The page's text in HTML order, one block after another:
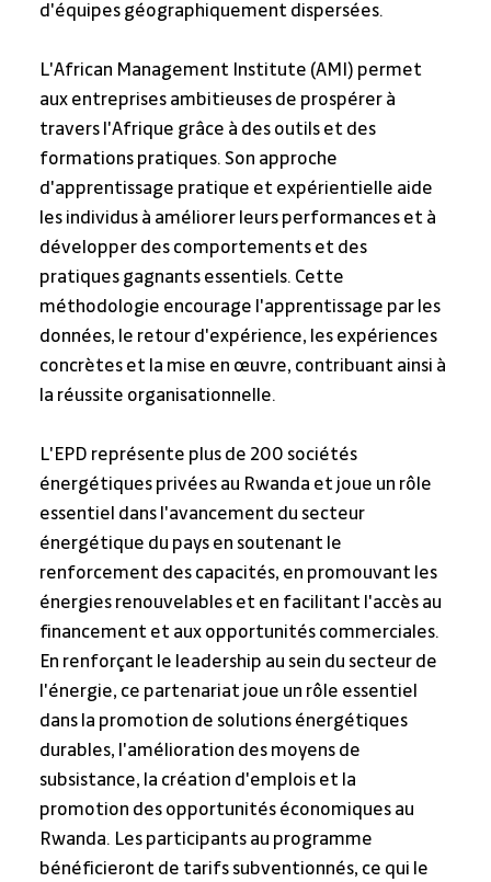
d'équipes géographiquement dispersées.
L'African Management Institute (AMI) permet
aux entreprises ambitieuses de prospérer à
travers l'Afrique grâce à des outils et des
formations pratiques. Son approche
d'apprentissage pratique et expérientielle aide
les individus à améliorer leurs performances et à
développer des comportements et des
pratiques gagnants essentiels. Cette
méthodologie encourage l'apprentissage par les
données, le retour d'expérience, les expériences
concrètes et la mise en œuvre, contribuant ainsi à
la réussite organisationnelle.
L'EPD représente plus de 200 sociétés
énergétiques privées au Rwanda et joue un rôle
essentiel dans l'avancement du secteur
énergétique du pays en soutenant le
renforcement des capacités, en promouvant les
énergies renouvelables et en facilitant l'accès au
financement et aux opportunités commerciales.
En renforçant le leadership au sein du secteur de
l'énergie, ce partenariat joue un rôle essentiel
dans la promotion de solutions énergétiques
durables, l'amélioration des moyens de
subsistance, la création d'emplois et la
promotion des opportunités économiques au
Rwanda. Les participants au programme
bénéficieront de tarifs subventionnés, ce qui le